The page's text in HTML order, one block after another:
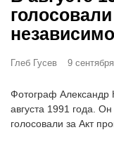
Глеб Гусев 9
Фотограф Александр
августа 1991 года.
голосовали за Акт